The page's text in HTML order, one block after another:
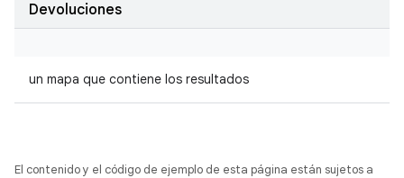
Devoluciones
un mapa que contiene los resultados
El contenido y el código de ejemplo de esta página están sujetos a